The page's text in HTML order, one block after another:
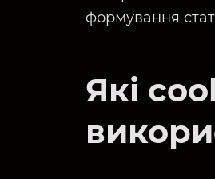
формування
Які